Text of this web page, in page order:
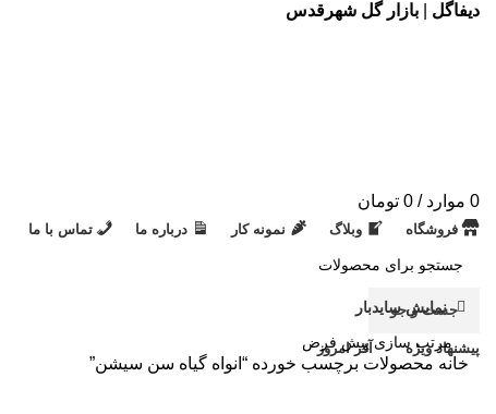
دیفاگل
بازار گل شهرقدس
0 موارد /
0 تومان
فروشگاه وبلاگ نمونه کار درباره ما تماس با ما
جست و جو
پیشنهاد ویژه آفر امروز
خانه محصولات برچسب خورده “انواه گیاه سن سیشن”
نمایش سایدبار